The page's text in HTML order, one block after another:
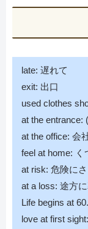
late: 遅れて
exit: 出口
used clothes
at the entrance:
at the office: 会
feel at home: く
at risk: 危険に
at a loss: 途方
Life begins at
love at first